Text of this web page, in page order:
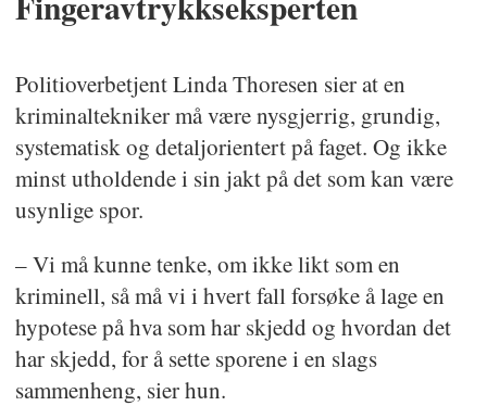
Politioverbetjent Linda Thoresen sier at en
kriminaltekniker må være nysgjerrig, grundig,
systematisk og detaljorientert på faget. Og ikke
minst utholdende i sin jakt på det som kan være
usynlige spor.
– Vi må kunne tenke, om ikke likt som en
kriminell, så må vi i hvert fall forsøke å lage en
hypotese på hva som har skjedd og hvordan det
har skjedd, for å sette sporene i en slags
sammenheng, sier hun.